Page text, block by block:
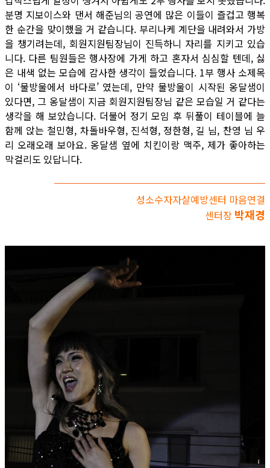
분명 지보이스와 댄서 해준님의 공연에 많은 이들이 즐겁고 행복
한 순간을 맞이했을 거 같습니다. 부리나케 계단을 내려와서 가방
을 챙기려는데, 회원지원팀장님이 진득하니 자리를 지키고 있습
니다. 다른 팀원들은 행사장에 가게 하고 혼자서 심심할 텐데, 싫
은 내색 없는 모습에 감사한 생각이 들었습니다. 1부 행사 소제목
이 ‘물방울에서 바다로’ 였는데, 만약 물방울이 시작된 옹달샘이
있다면, 그 옹달샘이 지금 회원지원팀장님 같은 모습일 거 같다는
생각을 해 보았습니다. 더불어 정기 모임 후 뒤풀이 테이블에 늘
함께 앉는 철민형, 차돌바우형, 진석형, 정한형, 길 님, 찬영 님 우
리 오래오래 보아요. 옹달샘 옆에 치킨이랑 맥주, 제가 좋아하는
막걸리도 있답니다.
성소수자자살예방센터 마음연결
센터장 박재경